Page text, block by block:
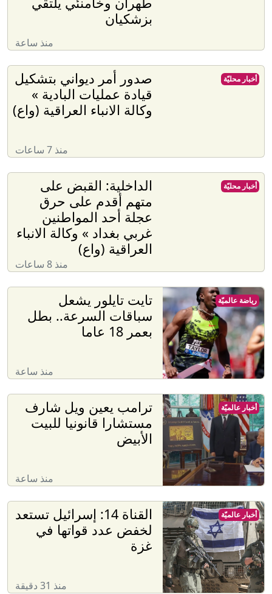
بزشكيان
منذ ساعة
صدور أمر ديواني بتشكيل
قيادة عمليات البادية »
وكالة الانباء العراقية (واع)
منذ 7 ساعات
أخبار محليّة
الداخلية: القبض على
متهم أقدم على حرق
عجلة أحد المواطنين
غربي بغداد » وكالة الانباء
العراقية (واع)
منذ 8 ساعات
أخبار محليّة
تايت تايلور يشعل
سباقات السرعة.. بطل
بعمر 18 عاما
منذ ساعة
رياضة عالميّة
ترامب يعين ويل شارف
مستشارا قانونيا للبيت
الأبيض
منذ ساعة
أخبار عالميّة
القناة 14: إسرائيل تستعد
لخفض عدد قواتها في
غزة
منذ 31 دقيقة
أخبار عالميّة